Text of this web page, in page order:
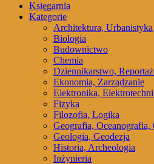
Księgarnia
Kategorie
Architektura, Urbanistyka
Biologia
Budownictwo
Chemia
Dziennikarstwo,
Ekonomia, Zarządzanie
Elektronika,
Fizyka
Filozofia, Logika
Geografia,
Geologia, Geodezja
Historia, Archeologia
Inżynieria